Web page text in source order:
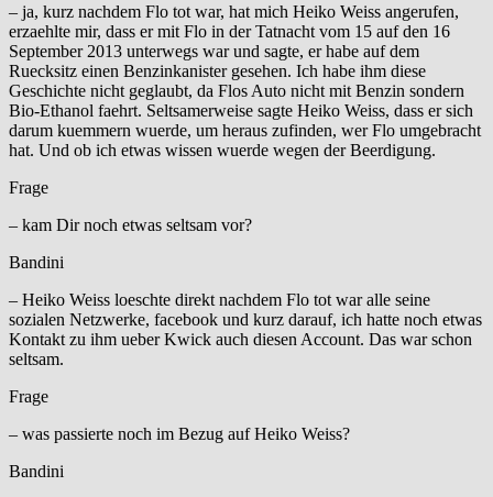
– ja, kurz nachdem Flo tot war, hat mich Heiko Weiss angerufen,
erzaehlte mir, dass er mit Flo in der Tatnacht vom 15 auf den 16
September 2013 unterwegs war und sagte, er habe auf dem
Ruecksitz einen Benzinkanister gesehen. Ich habe ihm diese
Geschichte nicht geglaubt, da Flos Auto nicht mit Benzin sondern
Bio-Ethanol faehrt. Seltsamerweise sagte Heiko Weiss, dass er sich
darum kuemmern wuerde, um heraus zufinden, wer Flo umgebracht
hat. Und ob ich etwas wissen wuerde wegen der Beerdigung.
Frage
– kam Dir noch etwas seltsam vor?
Bandini
– Heiko Weiss loeschte direkt nachdem Flo tot war alle seine
sozialen Netzwerke, facebook und kurz darauf, ich hatte noch etwas
Kontakt zu ihm ueber Kwick auch diesen Account. Das war schon
seltsam.
Frage
– was passierte noch im Bezug auf Heiko Weiss?
Bandini